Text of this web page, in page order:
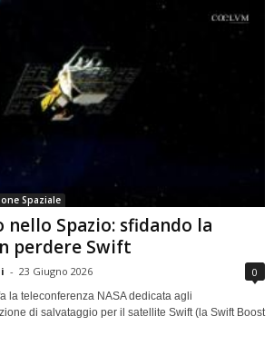
Spaziale
nello Spazio: sfidando la
perdere Swift
- 23 Giugno 2026 0
la teleconferenza NASA dedicata agli
di salvataggio per il satellite Swift (la Swift Boost